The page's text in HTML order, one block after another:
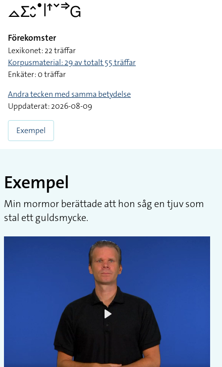
􌤼􌤥􌤵􌤷􌤟􌥼􌦃􌥧􌦆􌤦
Förekomster
Lexikonet: 22 träffar
Korpusmaterial: 29 av totalt 55 träffar
Enkäter: 0 träffar
Andra tecken med samma betydelse
Uppdaterat: 2026-08-09
Exempel
Exempel
Min mormor berättade att hon såg en tjuv som
stal ett guldsmycke.
Play